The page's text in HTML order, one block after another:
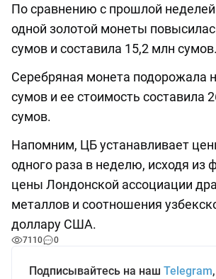
По сравнению с прошлой
одной золотой монеты
сумов и составила 15,2 млн сумов.
Серебряная монета подорожала
сумов и ее стоимость составила
сумов.
Напомним, ЦБ устанавливает
одного раза в неделю, исходя из
цены Лондонской ассоциации
металлов и соотношения
доллару США.
7110 0
Подписывайтесь на наш Telegram